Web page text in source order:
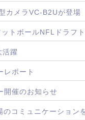
カメラVC-B2Uが登場
トボールNFLドラフ
躍
ポート
催のお知らせ
コミュニケーション